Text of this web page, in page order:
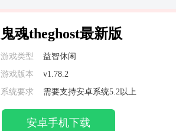
鬼魂theghost最新版
游戏类型 益智休闲
游戏版本
v1.78.2
系统要求
需要支持安卓系统5.2以上
安卓手机下载